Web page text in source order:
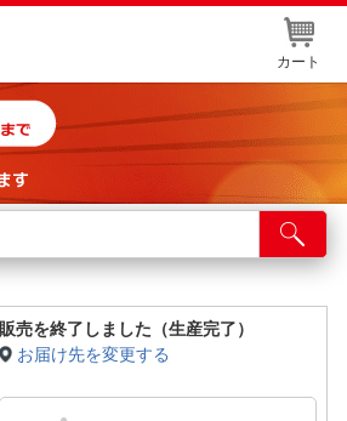
カート
販売を終了しました（生産完了）
お届け先を変更する